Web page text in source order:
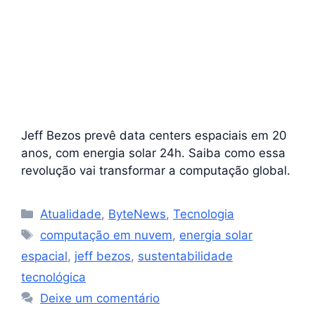
Jeff Bezos prevê data centers espaciais em 20
anos, com energia solar 24h. Saiba como essa
revolução vai transformar a computação global.
Categorias
Atualidade, ByteNews,Tecnologia
Tags
computação em nuvem, energia solar
espacial, jeff bezos, sustentabilidade
tecnológica
Deixe um comentário